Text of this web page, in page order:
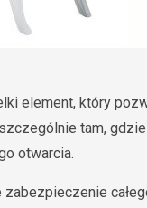
element, który
tam,
otwarcia.